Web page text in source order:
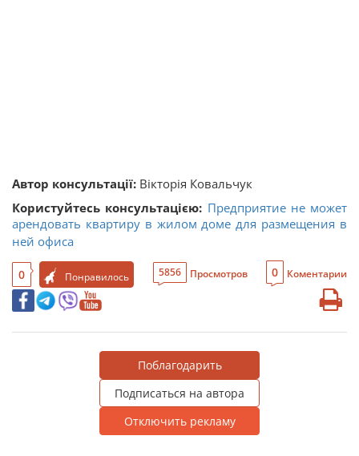
Автор консультації: Вікторія Ковальчук
Користуйтесь консультацією: Предприятие не может
арендовать квартиру в жилом доме для размещения в
ней офиса
0 Понравилось 5856 Просмотров 0 Коментарии
Поблагодарить
Подписаться на автора
Отключить рекламу